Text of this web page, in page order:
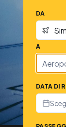
DA
A
DATA DI